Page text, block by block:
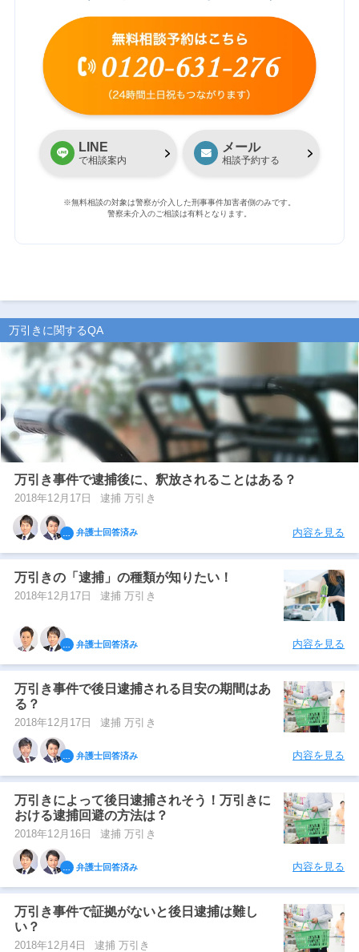
LINE
で相談案内
メール
相談予約する
※無料相談の対象は警察が介入した刑事事件加害者側のみです。
警察未介入のご相談は有料となります。
万引きに関するQA
万引き事件で逮捕後に、釈放されることはある？
2018年12月17日 逮捕 万引き
弁護士回答済み 内容を見る
万引きの「逮捕」の種類が知りたい！
2018年12月17日 逮捕 万引き
弁護士回答済み 内容を見る
万引き事件で後日逮捕される目安の期間はあ
る？
2018年12月17日 逮捕 万引き
弁護士回答済み 内容を見る
万引きによって後日逮捕されそう！万引きに
おける逮捕回避の方法は？
2018年12月16日 逮捕 万引き
弁護士回答済み 内容を見る
万引き事件で証拠がないと後日逮捕は難し
い？
2018年12月4日 逮捕 万引き